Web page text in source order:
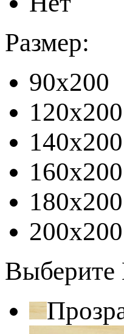
Размер:
90x200
120x200
140x200
160x200
180x200
200x200
Выберите